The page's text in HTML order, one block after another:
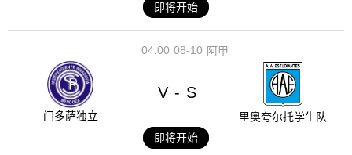
即将开始
08-10
04:00 阿甲
门多萨独立
V - S
里奥夸尔托学生队
即将开始